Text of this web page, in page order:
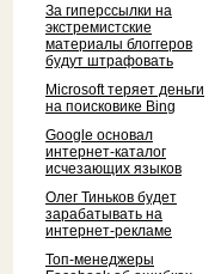
За гиперссылки на
экстремистские
материалы блоггеров
будут штрафовать
Microsoft теряет деньги
на поисковике Bing
Google основал
интернет-каталог
исчезающих языков
Олег Тиньков будет
зарабатывать на
интернет-рекламе
Топ-менеджеры